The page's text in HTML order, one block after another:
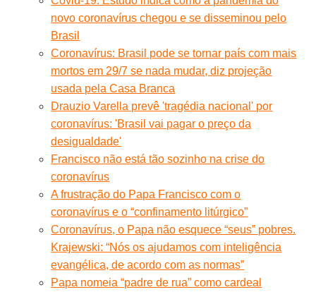
novo coronavírus chegou e se disseminou pelo
Brasil
Coronavírus: Brasil pode se tornar país com mais
mortos em 29/7 se nada mudar, diz projeção
usada pela Casa Branca
Drauzio Varella prevê 'tragédia nacional' por
coronavírus: 'Brasil vai pagar o preço da
desigualdade'
Francisco não está tão sozinho na crise do
coronavírus
A frustração do Papa Francisco com o
coronavírus e o “confinamento litúrgico”
Coronavírus, o Papa não esquece “seus” pobres.
Krajewski: “Nós os ajudamos com inteligência
evangélica, de acordo com as normas”
Papa nomeia “padre de rua” como cardeal